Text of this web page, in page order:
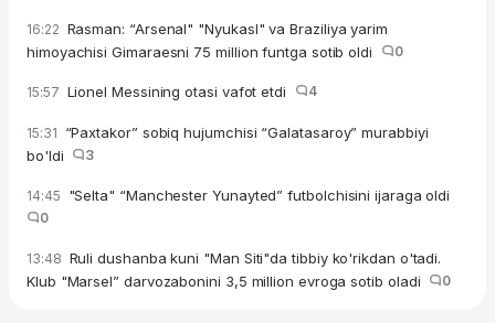
16:22 Rasman: “Arsenal" "Nyukasl" va Braziliya yarim
himoyachisi Gimaraesni 75 million funtga sotib oldi
0
15:57 Lionel Messining otasi vafot etdi 4
15:31 “Paxtakor” sobiq hujumchisi “Galatasaroy” murabbiyi
bo'ldi
3
14:45 "Selta" “Manchester Yunayted” futbolchisini ijaraga oldi
0
13:48 Ruli dushanba kuni "Man Siti"da tibbiy ko'rikdan o'tadi.
Klub "Marsel” darvozabonini 3,5 million evroga sotib oladi
0